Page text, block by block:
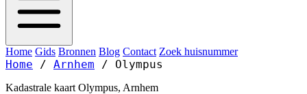
Home Gids Bronnen Blog Contact Zoek huisnummer
Home / Arnhem / Olympus
Kadastrale kaart Olympus, Arnhem